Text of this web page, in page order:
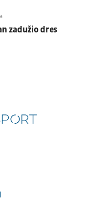
zadužio dres